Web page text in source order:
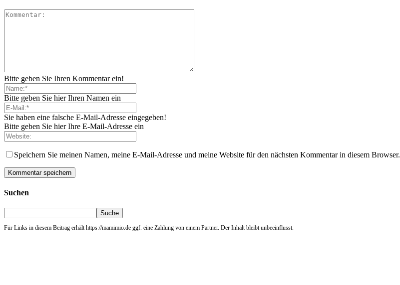
Bitte geben Sie Ihren Kommentar ein!
Bitte geben Sie hier Ihren Namen ein
Sie haben eine falsche E-Mail-Adresse eingegeben!
Bitte geben Sie hier Ihre E-Mail-Adresse ein
Speichern Sie meinen Namen, meine E-Mail-Adresse und meine Website für den nächsten Kommentar in diesem Browser.
Suchen
Für Links in diesem Beitrag erhält https://mamimio.de ggf. eine Zahlung von einem Partner. Der Inhalt bleibt unbeeinflusst.